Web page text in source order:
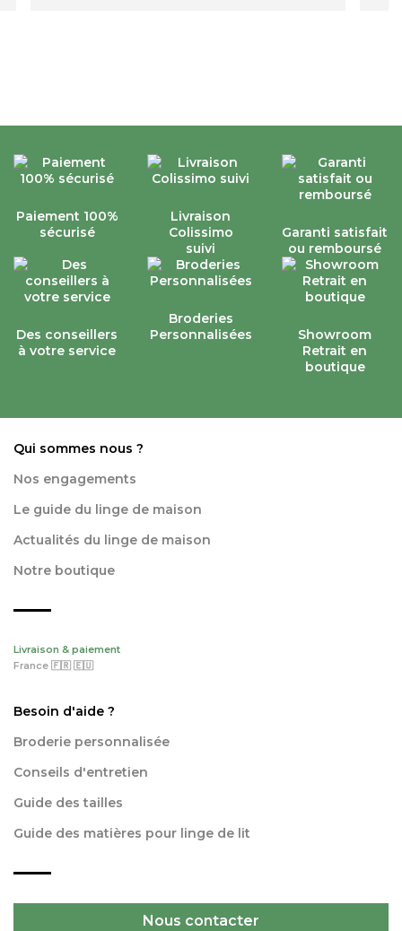
Paiement 100%
sécurisé
Livraison
Colissimo
suivi
Garanti satisfait
ou remboursé
Des conseillers
à votre service
Broderies
Personnalisées
Showroom
Retrait en
boutique
Qui sommes nous ?
Nos engagements
Le guide du linge de maison
Actualités du linge de maison
Notre boutique
Livraison & paiement
France 🇫🇷 🇪🇺
Besoin d'aide ?
Broderie personnalisée
Conseils d'entretien
Guide des tailles
Guide des matières pour linge de lit
Nous contacter